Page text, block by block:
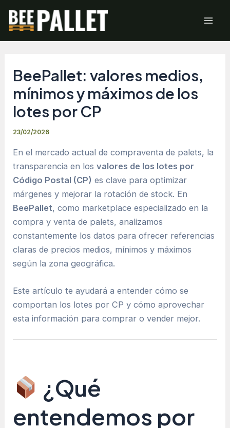
contenido
BeePallet: valores medios,
mínimos y máximos de los
lotes por CP
23/02/2026
En el mercado actual de compraventa de palets, la
transparencia en losvalores de los lotes por
Código Postal (CP) es clave para optimizar
márgenes y mejorar la rotación de stock. En
BeePallet, como marketplace especializado en la
compra y venta de palets, analizamos
constantemente los datos para ofrecer referencias
claras de precios medios, mínimos y máximos
según la zona geográfica.
Este artículo te ayudará a entender cómo se
comportan los lotes por CP y cómo aprovechar
esta información para comprar o vender mejor.
¿Qué
entendemos por